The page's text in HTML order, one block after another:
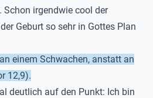
irgendwie cool der
Geburt so sehr in Gottes Plan
einem Schwachen, anstatt an
12,9).
deutlich auf den Punkt: Ich bin